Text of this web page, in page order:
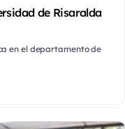
de Risaralda
en el departamento de